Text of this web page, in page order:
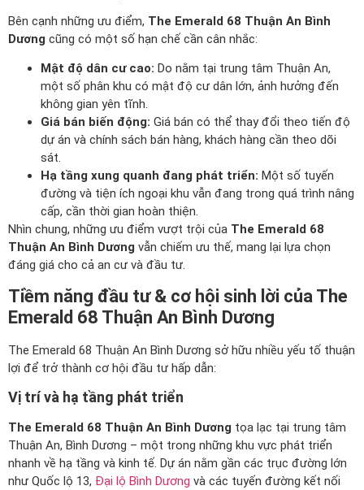
Bên cạnh những ưu điểm, The Emerald 68 Thuận An Bình
Dương cũng có một số hạn chế cần cân nhắc:
Mật độ dân cư cao: Do nằm tại trung tâm Thuận An,
một số phân khu có mật độ cư dân lớn, ảnh hưởng đến
không gian yên tĩnh.
Giá bán biến động: Giá bán có thể thay đổi theo tiến độ
dự án và chính sách bán hàng, khách hàng cần theo dõi
sát.
Hạ tầng xung quanh đang phát triển: Một số tuyến
đường và tiện ích ngoại khu vẫn đang trong quá trình nâng
cấp, cần thời gian hoàn thiện.
Nhìn chung, những ưu điểm vượt trội của The Emerald 68
Thuận An Bình Dương vẫn chiếm ưu thế, mang lại lựa chọn
đáng giá cho cả an cư và đầu tư.
Tiềm năng đầu tư & cơ hội sinh lời của The
Emerald 68 Thuận An Bình Dương
The Emerald 68 Thuận An Bình Dương sở hữu nhiều yếu tố thuận
lợi để trở thành cơ hội đầu tư hấp dẫn:
Vị trí và hạ tầng phát triển
The Emerald 68 Thuận An Bình Dương tọa lạc tại trung tâm
Thuận An, Bình Dương – một trong những khu vực phát triển
nhanh về hạ tầng và kinh tế. Dự án nằm gần các trục đường lớn
như Quốc lộ 13, Đại lộ Bình Dương và các tuyến đường kết nối